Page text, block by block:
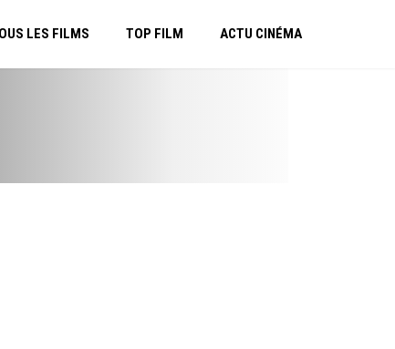
LES FILMS TOP FILM ACTU CINÉMA